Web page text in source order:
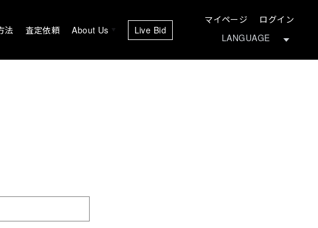
法 査定依頼 About Us Live Bid
マイページ ログイン